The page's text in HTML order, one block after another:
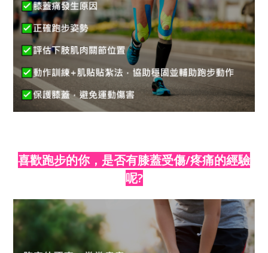
喜歡跑步的你，是否有膝蓋受傷/疼痛的經驗
呢?